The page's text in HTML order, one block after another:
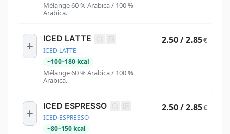
Mélange 60 % Arabica / 100 %
Arabica.
ICED LATTE
ICED LATTE
~100–180 kcal
Mélange 60 % Arabica / 100 %
Arabica.
2.50 / 2.85€
ICED ESPRESSO
ICED ESPRESSO
~80–150 kcal
2.50 / 2.85€